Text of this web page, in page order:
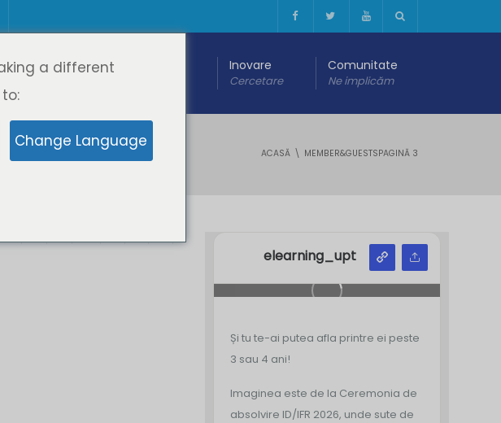
cursuri
Educație digitală Inovare
Cercetare
Comunitate
Ne implicăm
ACASĂ MEMBER&GUESTSPAGINĂ 3
elearning_upt
Și tu te-ai putea afla printre ei peste
3 sau 4 ani!
Imaginea este de la Ceremonia de
absolvire ID/IFR 2026, unde sute de
a different
Change Language